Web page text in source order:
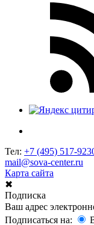
Тел: +7 (495) 517-
mail@sova-center.ru
Карта сайта
✖
Подписка
Ваш адрес
Подписаться на: